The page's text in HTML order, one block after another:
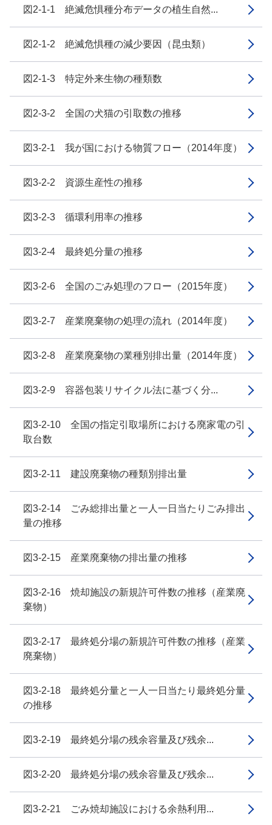
図2-1-1 絶滅危惧種分布データの植生自然...
図2-1-2 絶滅危惧種の減少要因（昆虫類）
図2-1-3 特定外来生物の種類数
図2-3-2 全国の犬猫の引取数の推移
図3-2-1 我が国における物質フロー（2014年度）
図3-2-2 資源生産性の推移
図3-2-3 循環利用率の推移
図3-2-4 最終処分量の推移
図3-2-6 全国のごみ処理のフロー（2015年度）
図3-2-7 産業廃棄物の処理の流れ（2014年度）
図3-2-8 産業廃棄物の業種別排出量（2014年度）
図3-2-9 容器包装リサイクル法に基づく分...
図3-2-10 全国の指定引取場所における廃家電の引
取台数
図3-2-11 建設廃棄物の種類別排出量
図3-2-14 ごみ総排出量と一人一日当たりごみ排出
量の推移
図3-2-15 産業廃棄物の排出量の推移
図3-2-16 焼却施設の新規許可件数の推移（産業廃
棄物）
図3-2-17 最終処分場の新規許可件数の推移（産業
廃棄物）
図3-2-18 最終処分量と一人一日当たり最終処分量
の推移
図3-2-19 最終処分場の残余容量及び残余...
図3-2-20 最終処分場の残余容量及び残余...
図3-2-21 ごみ焼却施設における余熱利用...